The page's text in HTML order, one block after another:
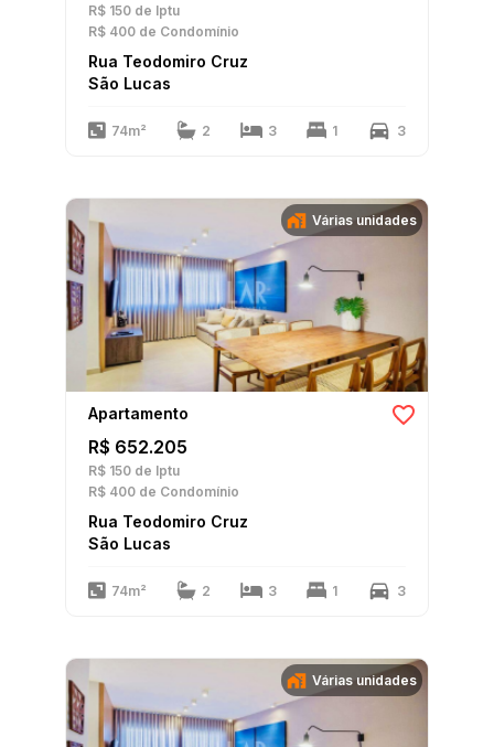
R$ 150 de Iptu
R$ 400 de Condomínio
Rua Teodomiro Cruz
São Lucas
74m² 2 3 1 3
Várias unidades
Apartamento
R$ 652.205
R$ 150 de Iptu
R$ 400 de Condomínio
Rua Teodomiro Cruz
São Lucas
74m² 2 3 1 3
Várias unidades